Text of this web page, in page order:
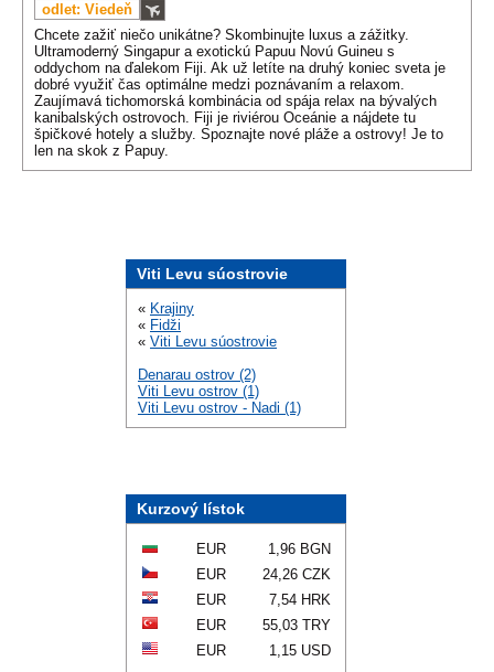
odlet: Viedeň
Chcete zažiť niečo unikátne? Skombinujte luxus a zážitky.
Ultramoderný Singapur a exotickú Papuu Novú Guineu s
oddychom na ďalekom Fiji. Ak už letíte na druhý koniec sveta je
dobré využiť čas optimálne medzi poznávaním a relaxom.
Zaujímavá tichomorská kombinácia od spája relax na bývalých
kanibalských ostrovoch. Fiji je riviérou Oceánie a nájdete tu
špičkové hotely a služby. Spoznajte nové pláže a ostrovy! Je to
len na skok z Papuy.
Viti Levu súostrovie
« Krajiny
« Fidži
« Viti Levu súostrovie
Denarau ostrov (2)
Viti Levu ostrov (1)
Viti Levu ostrov - Nadi (1)
Kurzový lístok
EUR
1,96 BGN
EUR
24,26 CZK
EUR
7,54 HRK
EUR
55,03 TRY
EUR
1,15 USD